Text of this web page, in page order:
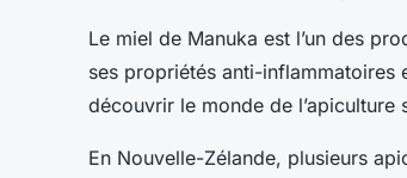
Le miel de Manuka est l’un des
ses propriétés anti-inflammatoires
découvrir le monde de l’apiculture
En Nouvelle-Zélande, plusieurs